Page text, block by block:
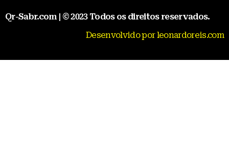
Qr-Sabr.com | © 2023 Todos os direitos reservados.
Desenvolvido por leonardoreis.com